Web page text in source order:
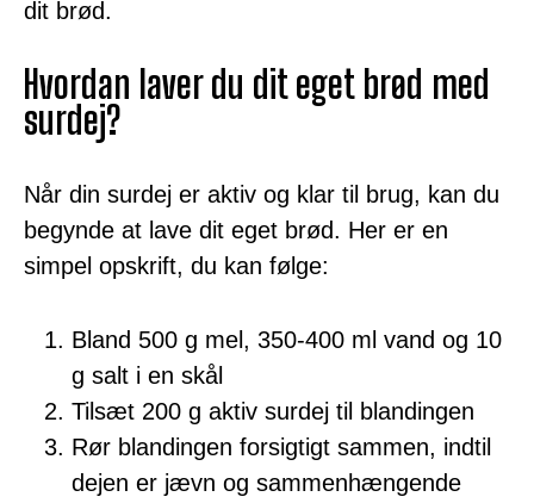
dit brød.
Hvordan laver du dit eget brød med
surdej?
Når din surdej er aktiv og klar til brug, kan du
begynde at lave dit eget brød. Her er en
simpel opskrift, du kan følge:
Bland 500 g mel, 350-400 ml vand og 10
g salt i en skål
Tilsæt 200 g aktiv surdej til blandingen
Rør blandingen forsigtigt sammen, indtil
dejen er jævn og sammenhængende